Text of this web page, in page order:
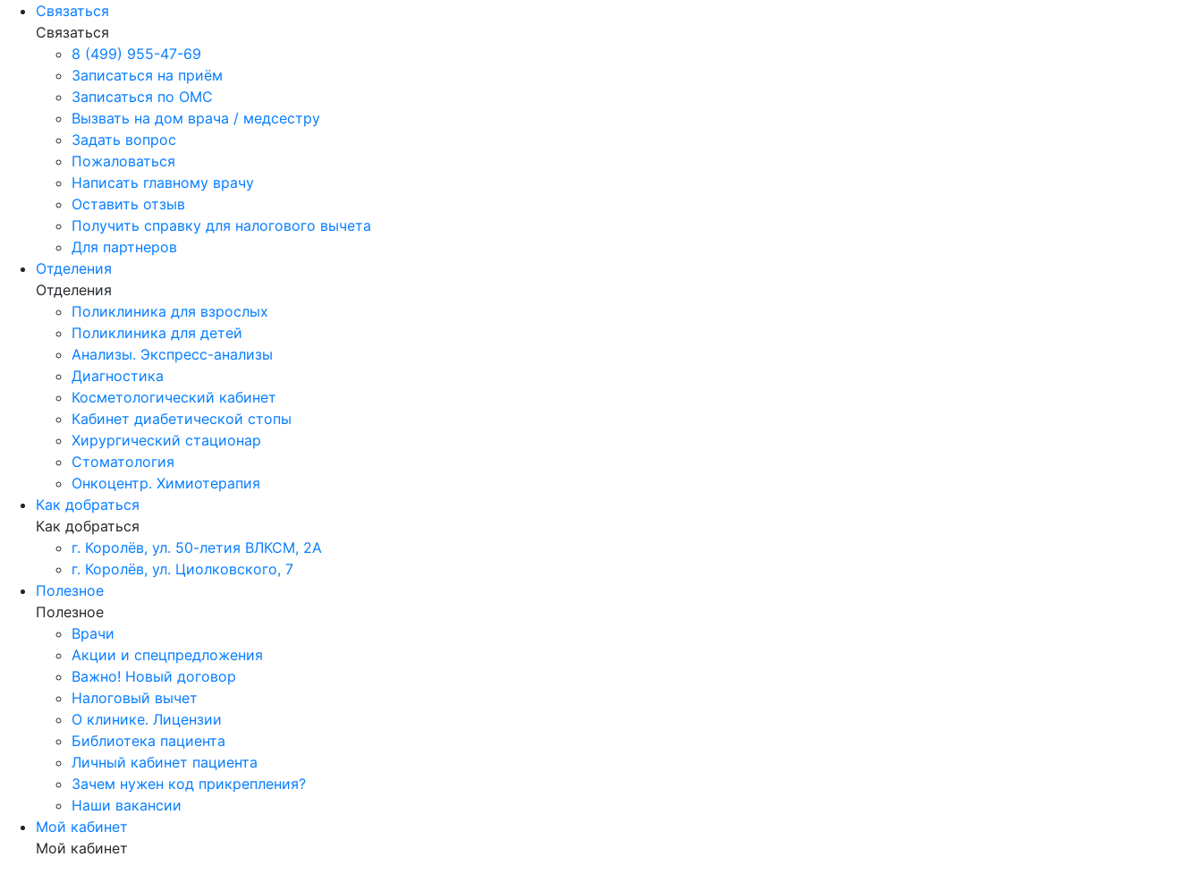
Связаться
Связаться
8 (499) 955-47-69
Записаться на приём
Записаться по ОМС
Вызвать на дом врача / медсестру
Задать вопрос
Пожаловаться
Написать главному врачу
Оставить отзыв
Получить справку для налогового вычета
Для партнеров
Отделения
Отделения
Поликлиника для взрослых
Поликлиника для детей
Анализы. Экспресс-анализы
Диагностика
Косметологический кабинет
Кабинет диабетической стопы
Хирургический стационар
Стоматология
Онкоцентр. Химиотерапия
Как добраться
Как добраться
г. Королёв, ул. 50-летия ВЛКСМ, 2А
г. Королёв, ул. Циолковского, 7
Полезное
Полезное
Врачи
Акции и спецпредложения
Важно! Новый договор
Налоговый вычет
О клинике. Лицензии
Библиотека пациента
Личный кабинет пациента
Зачем нужен код прикрепления?
Наши вакансии
Мой кабинет
Мой кабинет